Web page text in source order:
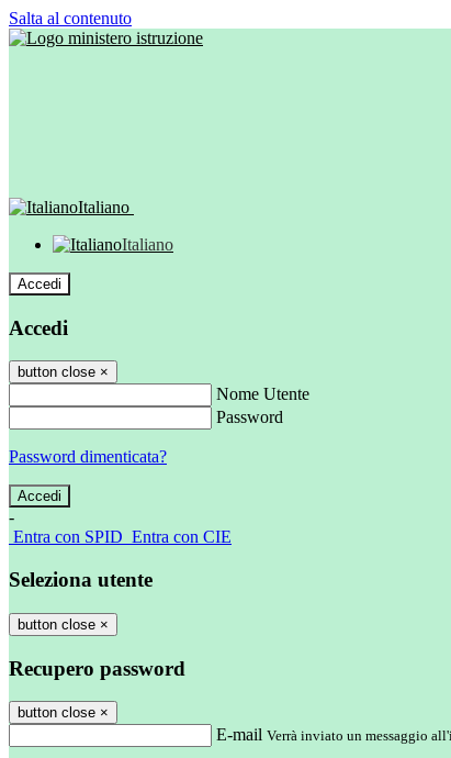
Salta al contenuto
Italiano
Italiano
Accedi
Accedi
button close ×
Nome Utente
Password
Password dimenticata?
-
Entra con SPID Entra con CIE
Seleziona utente
button close ×
Recupero password
button close ×
E-mail Verrà inviato un messaggio